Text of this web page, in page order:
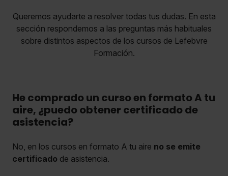
Queremos ayudarte a resolver todas tus dudas. En esta
sección respondemos a las preguntas más habituales
sobre distintos aspectos de los cursos de Lefebvre
Formación.
He comprado un curso en formato A tu
aire, ¿puedo obtener certificado de
asistencia?
No, en los cursos en formato A tu aire no se emite
certificado de asistencia.